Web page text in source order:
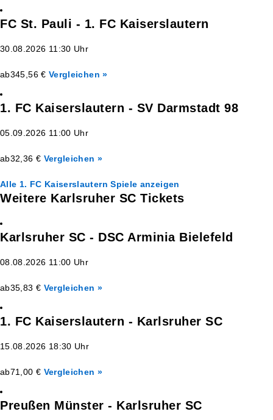
FC St. Pauli - 1. FC Kaiserslautern
30.08.2026 11:30 Uhr
ab345,56 € Vergleichen »
1. FC Kaiserslautern - SV Darmstadt 98
05.09.2026 11:00 Uhr
ab32,36 € Vergleichen »
Alle 1. FC Kaiserslautern Spiele anzeigen
Weitere Karlsruher SC Tickets
Karlsruher SC - DSC Arminia Bielefeld
08.08.2026 11:00 Uhr
ab35,83 € Vergleichen »
1. FC Kaiserslautern - Karlsruher SC
15.08.2026 18:30 Uhr
ab71,00 € Vergleichen »
Preußen Münster - Karlsruher SC